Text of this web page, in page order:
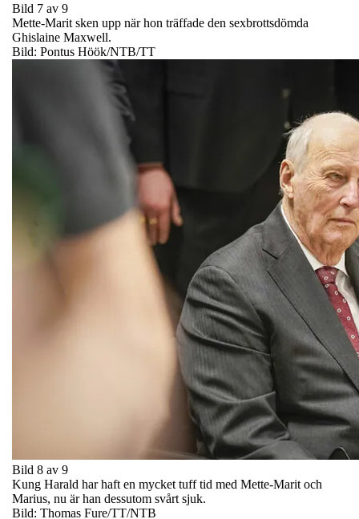
Bild 7 av 9
Mette-Marit sken upp när hon träffade den sexbrottsdömda
Ghislaine Maxwell.
Bild: Pontus Höök/NTB/TT
Bild 8 av 9
Kung Harald har haft en mycket tuff tid med Mette-Marit och
Marius, nu är han dessutom svårt sjuk.
Bild: Thomas Fure/TT/NTB